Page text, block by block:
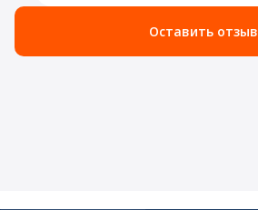
Оставить отзыв